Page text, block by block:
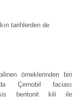
tarihlerden de
örneklerinden biri
Çernobil faciası
bentonit kili ile